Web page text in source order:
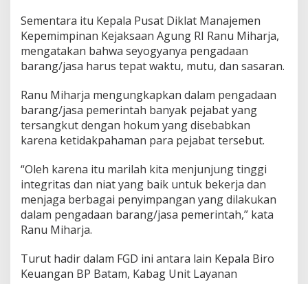
Sementara itu Kepala Pusat Diklat Manajemen
Kepemimpinan Kejaksaan Agung RI Ranu Miharja,
mengatakan bahwa seyogyanya pengadaan
barang/jasa harus tepat waktu, mutu, dan sasaran.
Ranu Miharja mengungkapkan dalam pengadaan
barang/jasa pemerintah banyak pejabat yang
tersangkut dengan hokum yang disebabkan
karena ketidakpahaman para pejabat tersebut.
“Oleh karena itu marilah kita menjunjung tinggi
integritas dan niat yang baik untuk bekerja dan
menjaga berbagai penyimpangan yang dilakukan
dalam pengadaan barang/jasa pemerintah,” kata
Ranu Miharja.
Turut hadir dalam FGD ini antara lain Kepala Biro
Keuangan BP Batam, Kabag Unit Layanan